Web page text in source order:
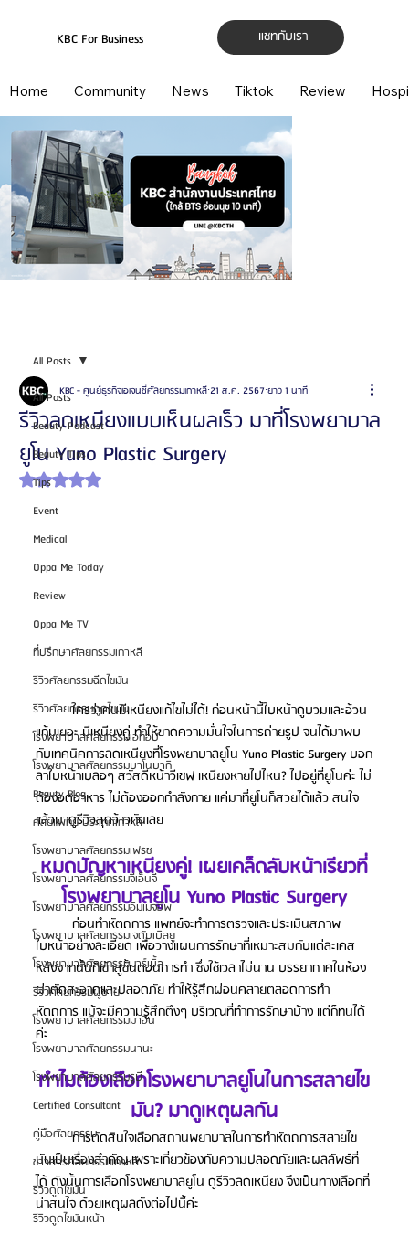
แชทกับเรา
KBC For Business
Home Community News Tiktok Review
All Posts
Beauty Podcast
Beauty Tips
Tips
Event
Medical
Oppa Me Today
Review
Oppa Me TV
ที่ปรึกษาศัลยกรรมเกาหลี
รีวิวศัลยกรรมฉีดไขมัน
รีวิวศัลยกรรมดูดไขมัน
โรงพยาบาลศัลยกรรมเอท็อป
โรงพยาบาลศัลยกรรมบาโนบากิ
Beauty Blog
ศัลยแพทย์ ประเทศเกาหลี
โรงพยาบาลศัลยกรรมเฟรช
โรงพยาบาลศัลยกรรมจีเอ็นจี
โรงพยาบาลศัลยกรรมอิมเมจอัพ
โรงพยาบาลศัลยกรรมเจดับเบิลยู
โรงพยาบาลศัลยกรรมมาร์เบิ้ล
รีวิวศัลยกรรมผู้ชาย
โรงพยาบาลศัลยกรรมมาอิน
โรงพยาบาลศัลยกรรมนานะ
โรงพยาบาลศัลยกรรมรูบี
Certified Consultant
คู่มือศัลยกรรม
ข่าวสารศัลยกรรมเกาหลี
รีวิวดูดไขมัน
รีวิวดูดไขมันหน้า
All Posts
รีวิวลดเหนียงแบบเห็นผลเร็ว มาที่โรงพยาบาล
ยูโน Yuno Plastic Surgery
KBC - ศูนย์ธุรกิจเอเจนซี่ศัลยกรรมเกาหลี21 ส.ค. 2567 ยาว 1 นาที
ได้รับ NaN เต็ม 5 ดาว
	ใครว่าคนมีเหนียงแก้ไขไม่ได้! ก่อนหน้านี้ใบหน้าดูบวมและอ้วน
แก้มเยอะ มีเหนียงคู่ ทำให้ขาดความมั่นใจในการถ่ายรูป จนได้มาพบ
กับเทคนิคการลดเหนียงที่โรงพยาบาลยูโน Yuno Plastic Surgery บอก
ลาใบหน้าเบลอๆ สวัสดีหน้าวีเชฟ เหนียงหายไปไหน? ไปอยู่ที่ยูโนค่ะ ไม่
ต้องอดอาหาร ไม่ต้องออกกำลังกาย แค่มาที่ยูโนก็สวยได้แล้ว สนใจ
แล้วมาดูรีวิวสุดว้าวกันเลย
หมดปัญหาเหนียงคู่! เผยเคล็ดลับหน้าเรียวที่
โรงพยาบาลยูโน Yuno Plastic Surgery
	ก่อนทำหัตถการ แพทย์จะทำการตรวจและประเมินสภาพ
ใบหน้าอย่างละเอียด เพื่อวางแผนการรักษาที่เหมาะสมกับแต่ละเคส
หลังจากนั้นก็เข้าสู่ขั้นตอนการทำ ซึ่งใช้เวลาไม่นาน บรรยากาศในห้อง
ผ่าตัดสะอาดและปลอดภัย ทำให้รู้สึกผ่อนคลายตลอดการทำ
หัตถการ แม้จะมีความรู้สึกตึงๆ บริเวณที่ทำการรักษาบ้าง แต่ก็ทนได้
ค่ะ
ทำไมต้องเลือกโรงพยาบาลยูโนในการสลายไข
มัน? มาดูเหตุผลกัน
	การตัดสินใจเลือกสถานพยาบาลในการทำหัตถการสลายไข
มันเป็นเรื่องสำคัญ เพราะเกี่ยวข้องกับความปลอดภัยและผลลัพธ์ที่
ได้ ดังนั้นการเลือกโรงพยาบาลยูโน ดูรีวิวลดเหนียง จึงเป็นทางเลือกที่
น่าสนใจ ด้วยเหตุผลดังต่อไปนี้ค่ะ